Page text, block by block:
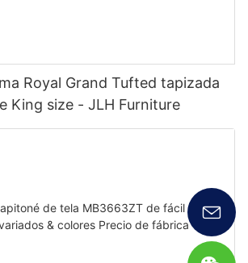
Royal Grand Tufted tapizada
King size - JLH Furniture